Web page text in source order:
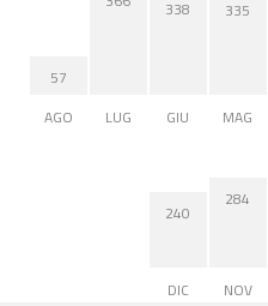
57
AGO
LUG
338
GIU
335
MAG
240
DIC
284
NOV